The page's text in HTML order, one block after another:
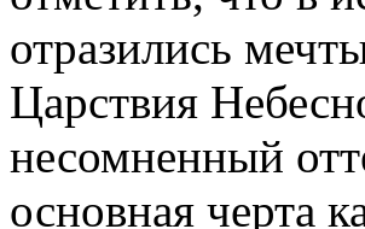
отразились
Царствия
несомненный
основная черта